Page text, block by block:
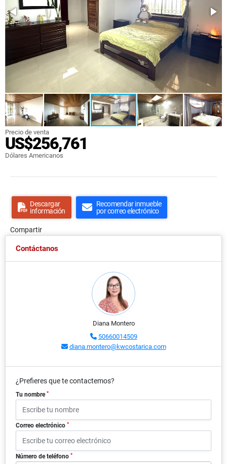
Precio de venta
US$256,761
Dólares Americanos
Descargar
información
Recomendar inmueble
por correo electrónico
Compartir
Contáctanos
Diana Montero
50660014509
diana.montero@kwcostarica.com
¿Prefieres que te contactemos?
Tu nombre *
Correo electrónico *
Número de teléfono *